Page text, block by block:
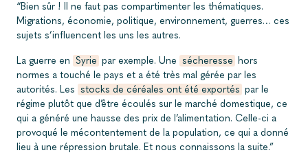
“Bien sûr ! Il ne faut pas compartimenter les thématiques.
Migrations, économie, politique, environnement, guerres… ces
sujets s’influencent les uns les autres.
La guerre en Syrie par exemple. Une sécheresse hors
normes a touché le pays et a été très mal gérée par les
autorités. Les stocks de céréales ont été exportés par le
régime plutôt que d’être écoulés sur le marché domestique, ce
qui a généré une hausse des prix de l’alimentation. Celle-ci a
provoqué le mécontentement de la population, ce qui a donné
lieu à une répression brutale. Et nous connaissons la suite.”